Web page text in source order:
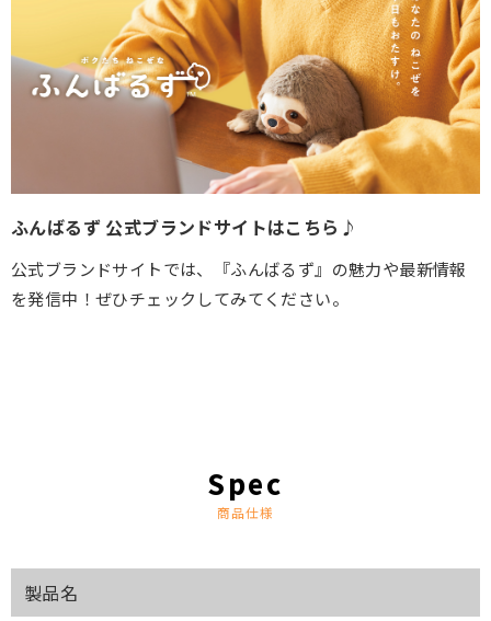
ふんばるず 公式ブランドサイトはこちら♪
公式ブランドサイトでは、『ふんばるず』の魅力や最新情報
を発信中！ ぜひチェックしてみてください。
商品仕様
製品名